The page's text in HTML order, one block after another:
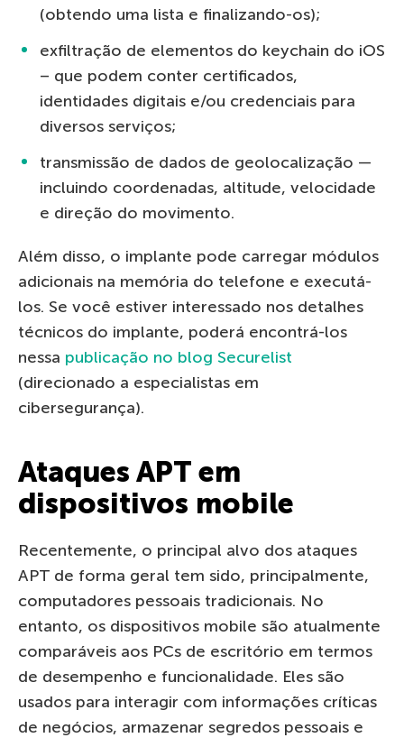
(obtendo uma lista e finalizando-os);
exfiltração de elementos do keychain do iOS
– que podem conter certificados,
identidades digitais e/ou credenciais para
diversos serviços;
transmissão de dados de geolocalização —
incluindo coordenadas, altitude, velocidade
e direção do movimento.
Além disso, o implante pode carregar módulos
adicionais na memória do telefone e executá-
los. Se você estiver interessado nos detalhes
técnicos do implante, poderá encontrá-los
nessa publicação no blog Securelist
(direcionado a especialistas em
cibersegurança).
Ataques APT em
dispositivos mobile
Recentemente, o principal alvo dos ataques
APT de forma geral tem sido, principalmente,
computadores pessoais tradicionais. No
entanto, os dispositivos mobile são atualmente
comparáveis ​​aos PCs de escritório em termos
de desempenho e funcionalidade. Eles são
usados ​​para interagir com informações críticas
de negócios, armazenar segredos pessoais e